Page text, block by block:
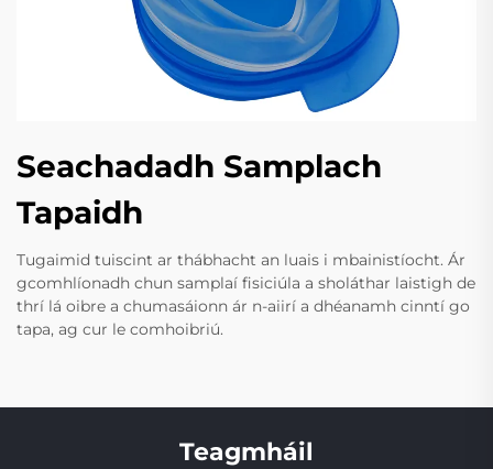
Seachadadh Samplach
Tapaidh
Tugaimid tuiscint ar thábhacht an luais i mbainistíocht. Ár
gcomhlíonadh chun samplaí fisiciúla a sholáthar laistigh de
thrí lá oibre a chumasáionn ár n-aiirí a dhéanamh cinntí go
tapa, ag cur le comhoibriú.
Teagmháil